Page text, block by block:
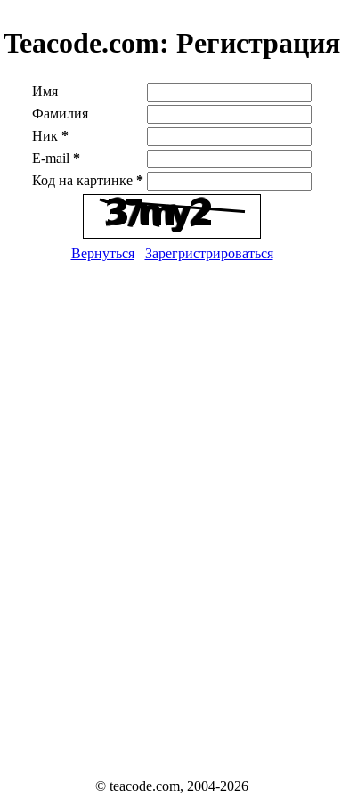
Teacode.com: Регистрация
Имя
Фамилия
Ник *
E-mail *
Код на картинке *
Вернуться Зарегристрироваться
© teacode.com, 2004-2026